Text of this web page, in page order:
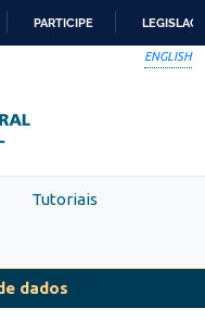
PARTICIPE
ENGLISH
Tutoriais
dados